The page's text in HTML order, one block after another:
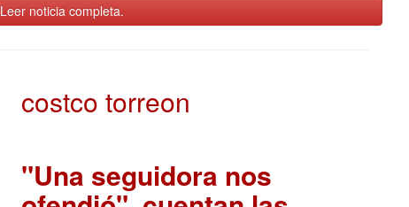
Leer noticia completa.
costco torreon
"Una seguidora nos